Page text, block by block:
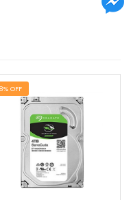
8% OFF